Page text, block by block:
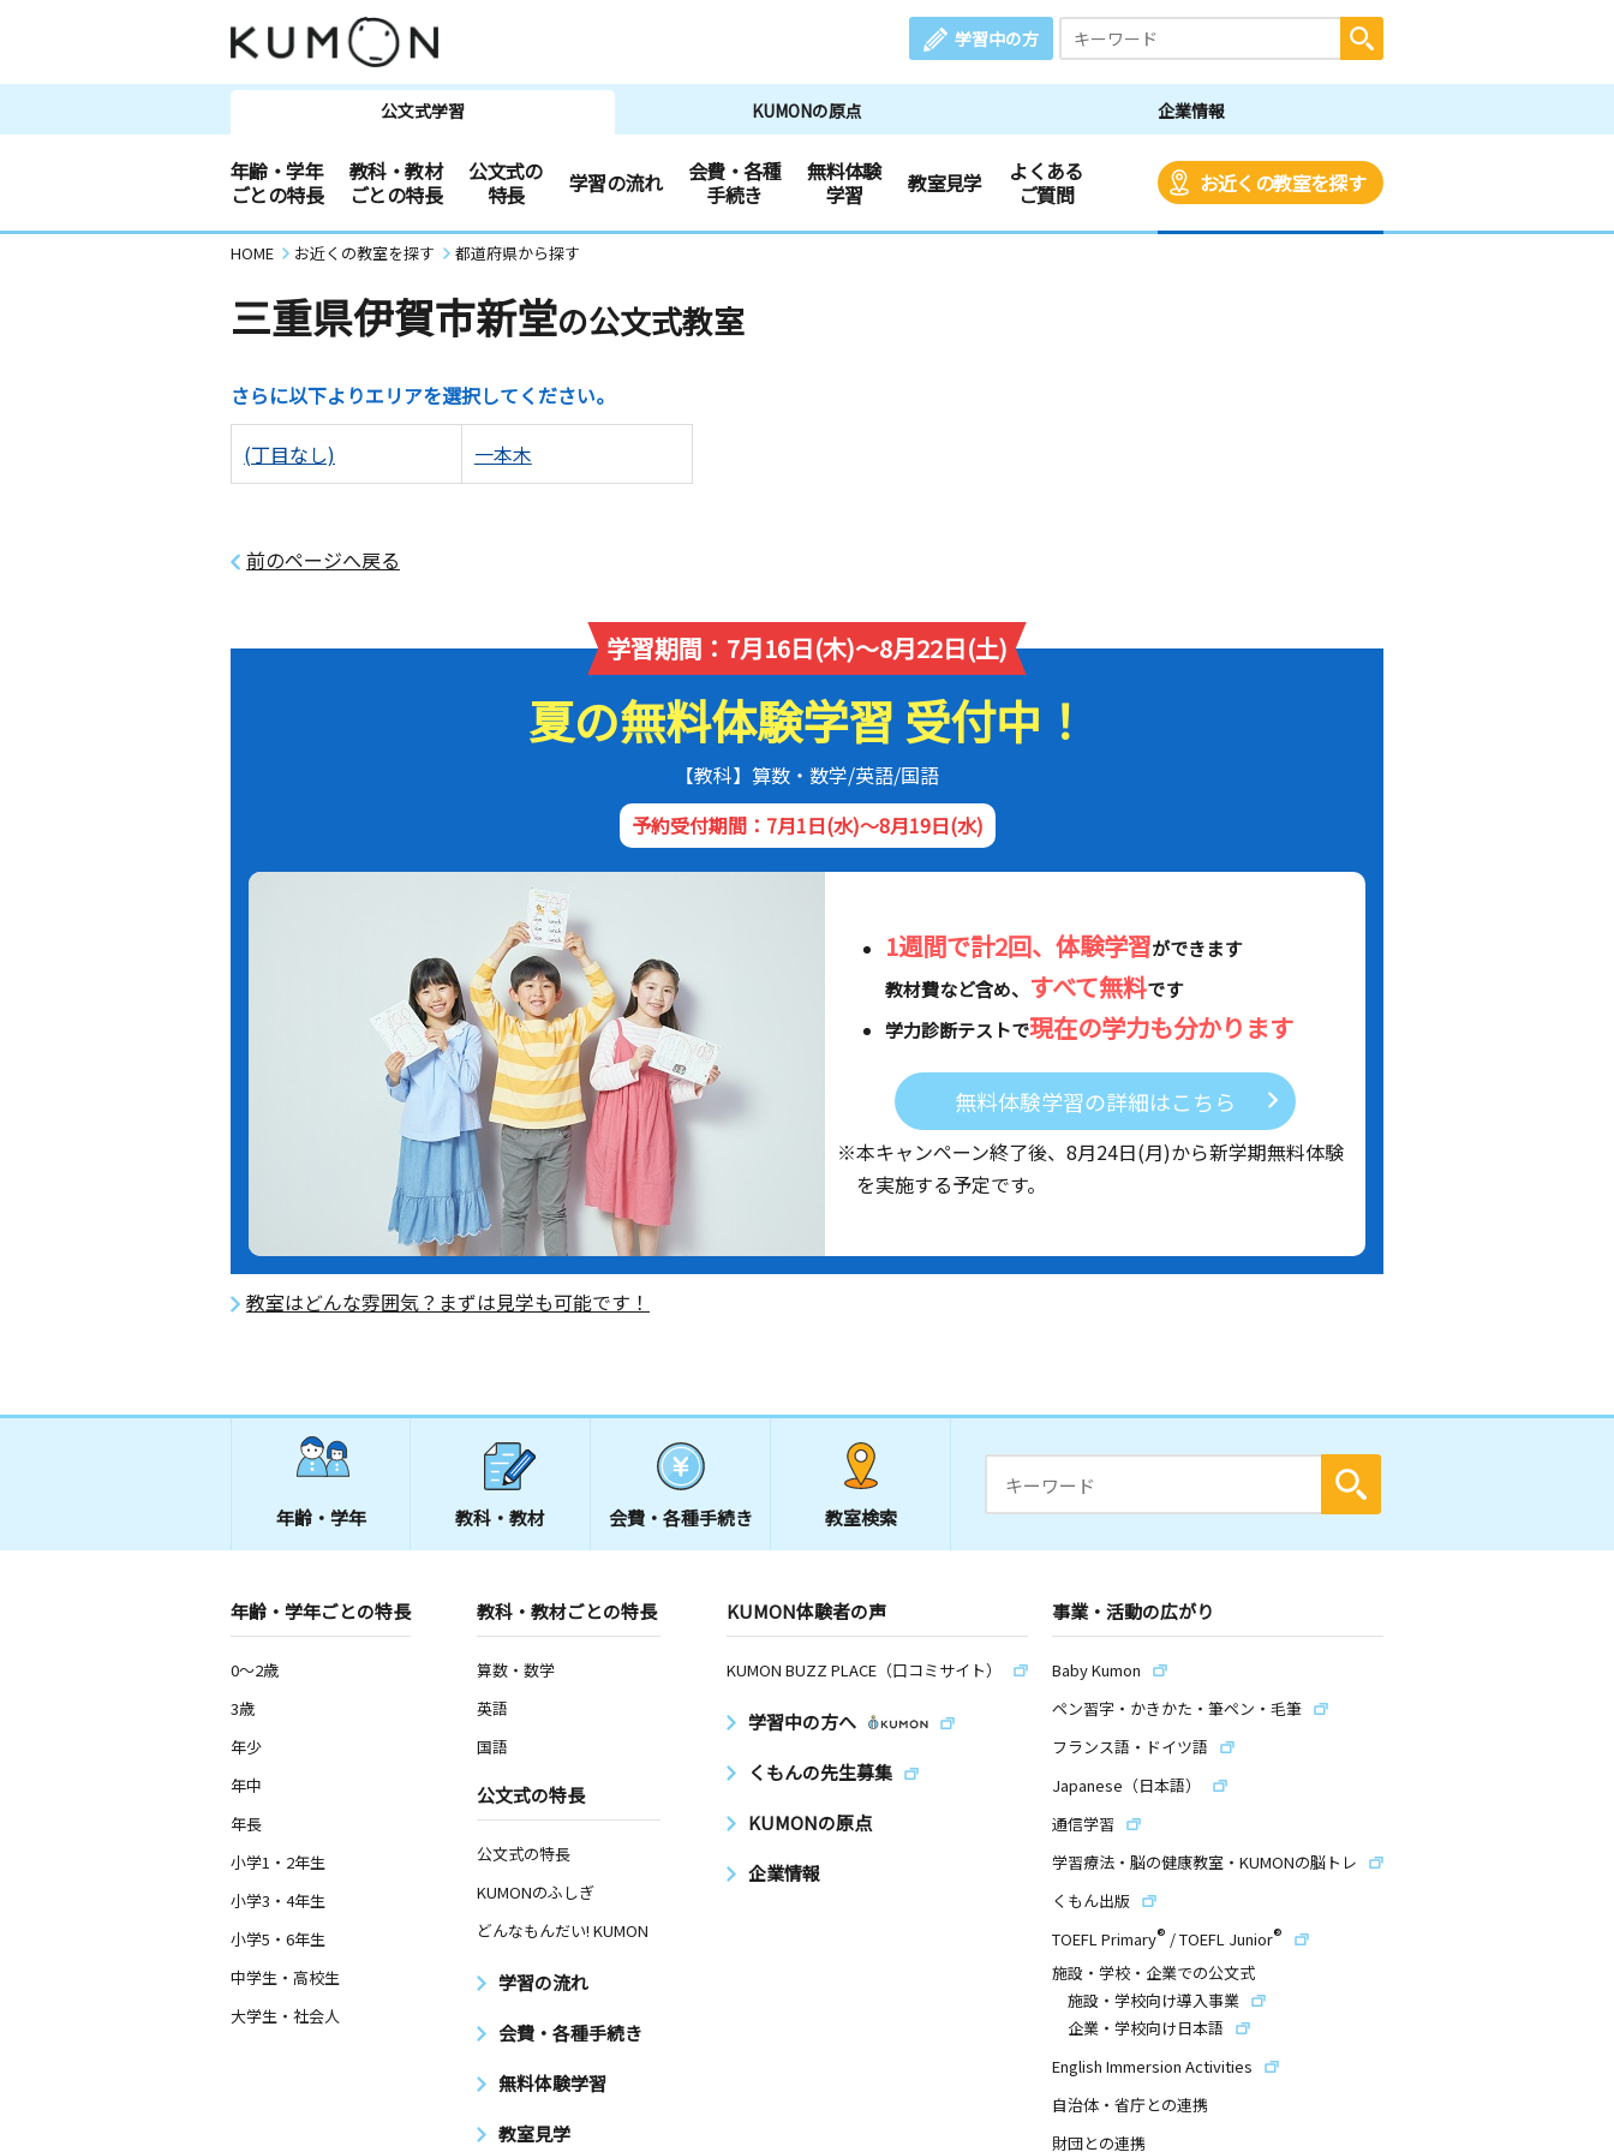
学習中の方
公文式学習 KUMONの原点 企業情報
年齢・学年
ごとの特長
教科・教材
ごとの特長
公文式の
特長
学習の流れ
会費・各種
手続き
無料体験
学習
教室見学
よくある
ご質問
お近くの教室を探す
HOME お近くの教室を探す 都道府県から探す
三重県伊賀市新堂の公文式教室
さらに以下よりエリアを選択してください。
(丁目なし) 一本木
前のページへ戻る
学習期間：7月16日(木)～8月22日(土)
夏の無料体験学習 受付中！
【教科】算数・数学/英語/国語
予約受付期間：7月1日(水)～8月19日(水)
1週間で計2回、体験学習ができます
教材費など含め、 すべて無料です
学力診断テストで現在の学力も分かります
無料体験学習の詳細はこちら
※本キャンペーン終了後、 8月24日(月)から新学期無料体験
を実施する予定です。
教室はどんな雰囲気？まずは見学も可能です！
年齢・学年 教科・教材 会費・ 各種手続き 教室検索
年齢・学年ごとの特長
0～2歳
3歳
年少
年中
年長
小学1・2年生
小学3・4年生
小学5・6年生
中学生・高校生
大学生・社会人
教科・教材ごとの特長
算数・数学
英語
国語
公文式の特長
公文式の特長
KUMONのふしぎ
どんなもんだい! KUMON
学習の流れ
会費・各種手続き
無料体験学習
教室見学
KUMON体験者の声
KUMON BUZZ PLACE（口コミサイト）
学習中の方へ
くもんの先生募集
KUMONの原点
企業情報
事業・活動の広がり
Baby Kumon
ペン習字・かきかた・筆ペン・毛筆
フランス語・ドイツ語
Japanese（日本語）
通信学習
学習療法・脳の健康教室・KUMONの脳トレ
くもん出版
TOEFL Primary® /TOEFL Junior®
施設・学校・企業での公文式
施設・学校向け導入事業
企業・学校向け日本語
English Immersion Activities
自治体・省庁との連携
財団との連携